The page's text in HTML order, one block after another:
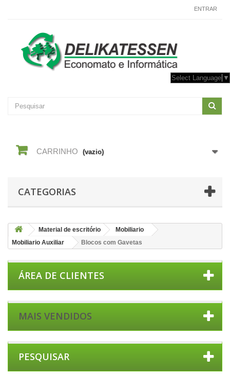
ENTRAR
Select Language ▼
CARRINHO (vazio)
CATEGORIAS
Material de escritório
Mobiliario
Mobiliario Auxiliar
Blocos com Gavetas
ÁREA DE CLIENTES
MAIS VENDIDOS
PESQUISAR